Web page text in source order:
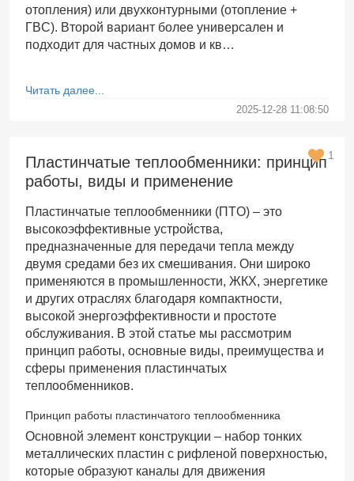
отопления) или двухконтурными (отопление +
ГВС). Второй вариант более универсален и
подходит для частных домов и кв…
Читать далее...
2025-12-28 11:08:50
Пластинчатые теплообменники: принцип
работы, виды и применение
1
Пластинчатые теплообменники (ПТО) – это
высокоэффективные устройства,
предназначенные для передачи тепла между
двумя средами без их смешивания. Они широко
применяются в промышленности, ЖКХ, энергетике
и других отраслях благодаря компактности,
высокой энергоэффективности и простоте
обслуживания. В этой статье мы рассмотрим
принцип работы, основные виды, преимущества и
сферы применения пластинчатых
теплообменников.
Принцип работы пластинчатого теплообменника
Основной элемент конструкции – набор тонких
металлических пластин с рифленой поверхностью,
которые образуют каналы для движения